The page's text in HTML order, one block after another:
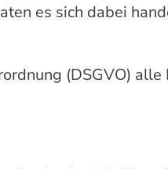
es sich dabei
(DSGVO)